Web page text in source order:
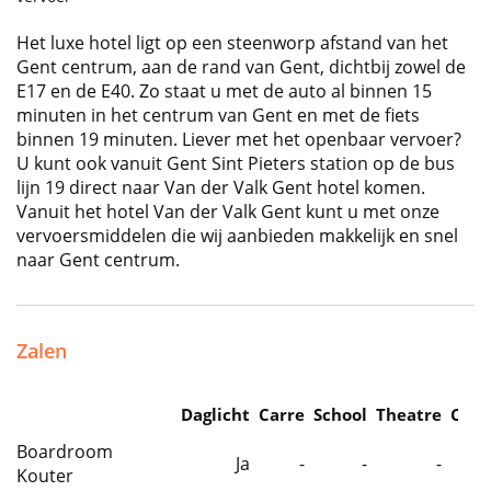
Het luxe hotel ligt op een steenworp afstand van het
Gent centrum, aan de rand van Gent, dichtbij zowel de
E17 en de E40. Zo staat u met de auto al binnen 15
minuten in het centrum van Gent en met de fiets
binnen 19 minuten. Liever met het openbaar vervoer?
U kunt ook vanuit Gent Sint Pieters station op de bus
lijn 19 direct naar Van der Valk Gent hotel komen.
Vanuit het hotel Van der Valk Gent kunt u met onze
vervoersmiddelen die wij aanbieden makkelijk en snel
naar Gent centrum.
Zalen
Daglicht Carre School Theatre
Boardroom
Kouter
Ja - - -